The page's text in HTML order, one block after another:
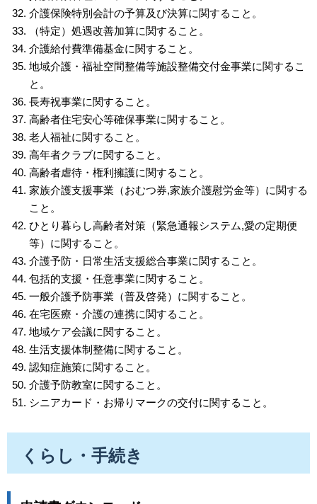
介護保険特別会計の予算及び決算に関すること。
（特定）処遇改善加算に関すること。
介護給付費準備基金に関すること。
地域介護・福祉空間整備等施設整備交付金事業に関するこ
と。
長寿祝事業に関すること。
高齢者住宅安心等確保事業に関すること。
老人福祉に関すること。
高年者クラブに関すること。
高齢者虐待・権利擁護に関すること。
家族介護支援事業（おむつ券,家族介護慰労金等）に関する
こと。
ひとり暮らし高齢者対策（緊急通報システム,愛の定期便
等）に関すること。
介護予防・日常生活支援総合事業に関すること。
包括的支援・任意事業に関すること。
一般介護予防事業（普及啓発）に関すること。
在宅医療・介護の連携に関すること。
地域ケア会議に関すること。
生活支援体制整備に関すること。
認知症施策に関すること。
介護予防教室に関すること。
シニアカード・お帰りマークの交付に関すること。
くらし・手続き